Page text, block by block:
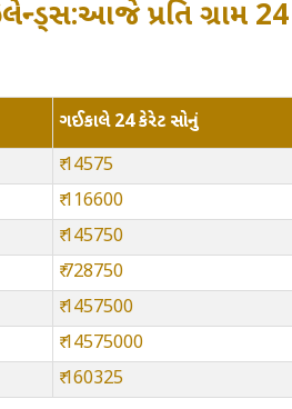
પ્રતિ ગ્રામ 24
ગઈકાલે 24 કેરેટ સોનું
₹ 14575
₹ 116600
₹ 145750
₹ 728750
₹ 1457500
₹ 14575000
₹ 160325